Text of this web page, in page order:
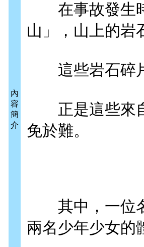
內
容
簡
介
在事故發生時
山」，山上的岩
這些岩石碎片
正是這些來自
免於難。
其中，一位名
兩名少年少女的